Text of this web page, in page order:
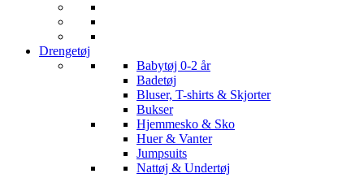
Drengetøj
Babytøj 0-2 år
Badetøj
Bluser, T-shirts & Skjorter
Bukser
Hjemmesko & Sko
Huer & Vanter
Jumpsuits
Nattøj & Undertøj